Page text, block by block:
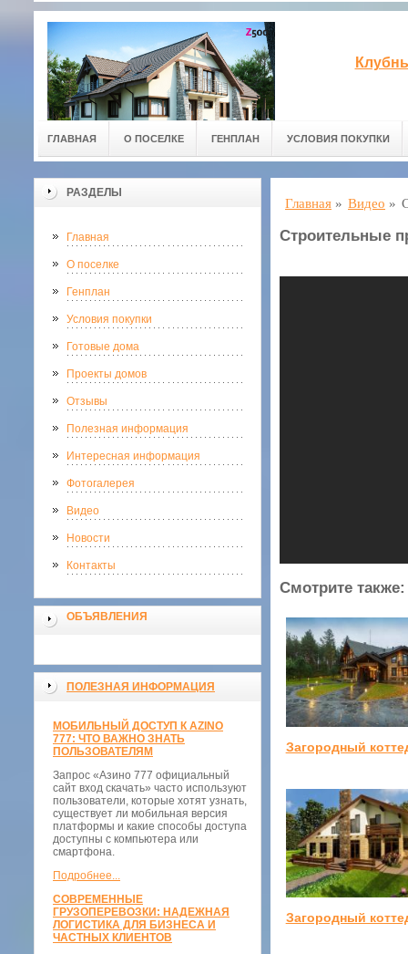
ГЛАВНАЯ О ПОСЕЛКЕ ГЕНПЛАН УСЛОВИЯ ПОКУПКИ
РАЗДЕЛЫ
Главная
О поселке
Генплан
Условия покупки
Готовые дома
Проекты домов
Отзывы
Полезная информация
Интересная информация
Фотогалерея
Видео
Новости
Контакты
ОБЪЯВЛЕНИЯ
ПОЛЕЗНАЯ ИНФОРМАЦИЯ
МОБИЛЬНЫЙ ДОСТУП К AZINO
777: ЧТО ВАЖНО ЗНАТЬ
ПОЛЬЗОВАТЕЛЯМ
Запрос «Азино 777 официальный
сайт вход скачать» часто используют
пользователи, которые хотят узнать,
существует ли мобильная версия
платформы и какие способы доступа
доступны с компьютера или
смартфона.
Подробнее...
СОВРЕМЕННЫЕ
ГРУЗОПЕРЕВОЗКИ: НАДЕЖНАЯ
ЛОГИСТИКА ДЛЯ БИЗНЕСА И
ЧАСТНЫХ КЛИЕНТОВ
Главная » Видео »
Строительные
Смотрите также:
Загородный
Загородный